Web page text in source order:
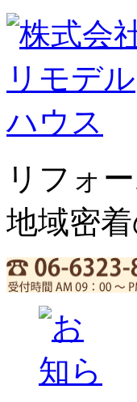
リフォ
地域密